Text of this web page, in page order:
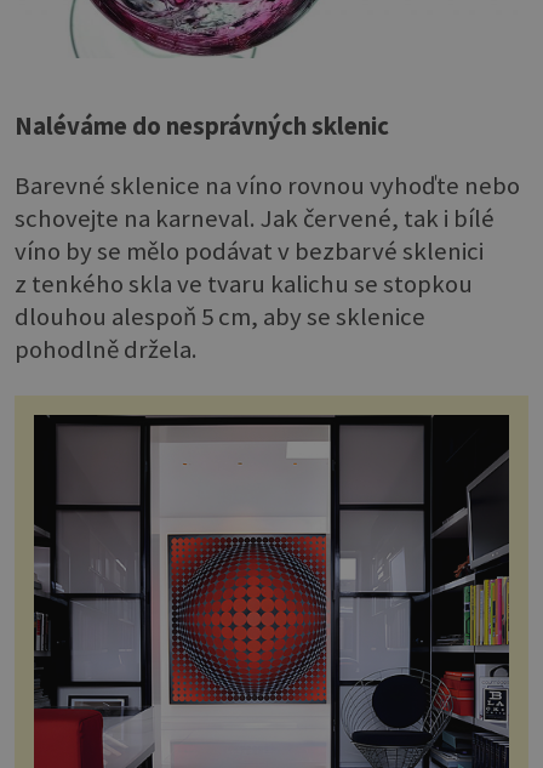
Naléváme do nesprávných sklenic
Barevné sklenice na víno rovnou vyhoďte nebo
schovejte na karneval. Jak červené, tak i bílé
víno by se mělo podávat v bezbarvé sklenici
z tenkého skla ve tvaru kalichu se stopkou
dlouhou alespoň 5 cm, aby se sklenice
pohodlně držela.